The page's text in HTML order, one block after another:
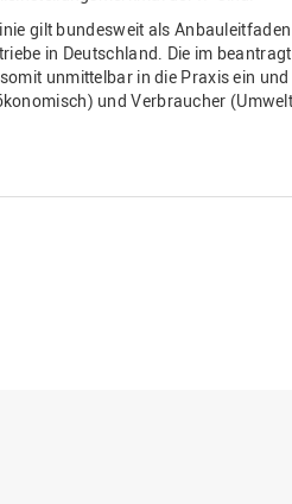
gilt bundesweit als
in Deutschland. Die im
unmittelbar in die Praxis ein
und Verbraucher